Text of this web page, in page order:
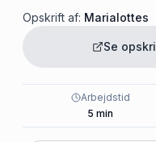
Opskrift af: Marialottes
Se
Arbejdstid
5 min